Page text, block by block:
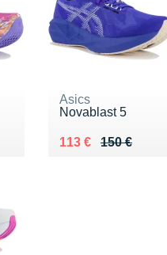
Asics
Novablast 5
150 €
Au lieu de 150 €
113 €
Vendu 113 €